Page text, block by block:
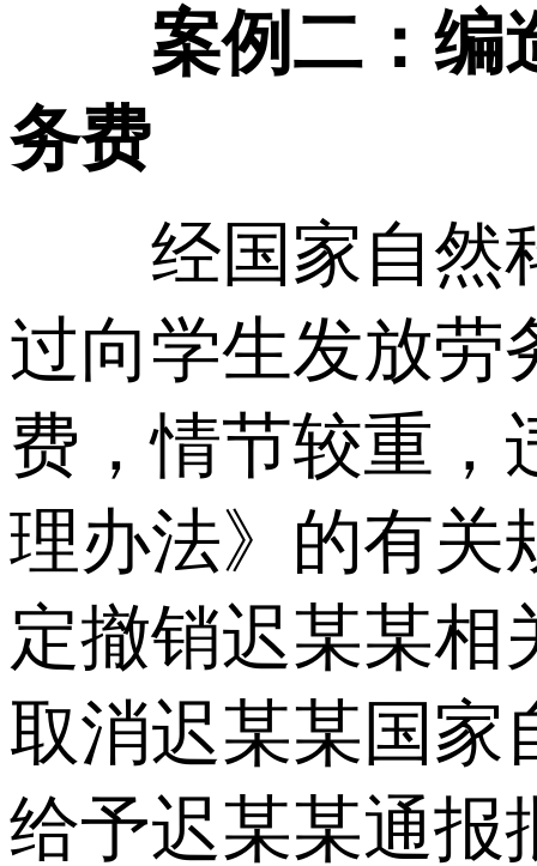
案例二：编
务费
经国家自然科
过向学生发放劳
费，情节较重，
理办法》的有关
定撤销迟某某相
取消迟某某国家
给予迟某某通报